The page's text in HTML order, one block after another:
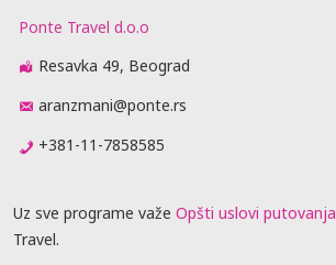
Ponte Travel d.o.o
Resavka 49, Beograd
aranzmani@ponte.rs
+381-11-7858585
Uz sve programe važe Opšti uslovi putovanja
Travel.